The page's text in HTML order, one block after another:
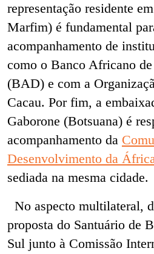
representação residente
Marfim) é fundamental
acompanhamento de
como o Banco Africano
(BAD) e com a
Cacau. Por fim, a
Gaborone (Botsuana) é
acompanhamento da
Desenvolvimento da
sediada na mesma cidade.
No aspecto multilateral,
proposta do Santuário de
Sul junto à Comissão